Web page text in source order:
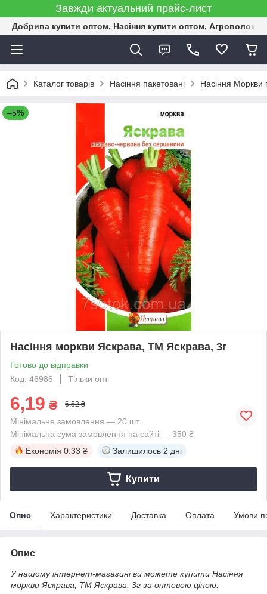
Завжди актуальний прайс-лист
Добрива купити оптом, Насіння купити оптом,
Каталог товарів Насіння пакетовані Насіння Моркви
–5%
Насіння моркви Яскрава, ТМ Яскрава, 3г
Готово до відправки
Код: 46986
Тільки опт
6,19 ₴ 6,52 ₴
Мінімальне замовлення — 20 шт.
Мінімальна сума замовлення на сайті — 350 ₴
Економія 0.33 ₴ Залишилось 2 дні
Купити
Опис Характеристики Доставка Оплата Умови
Опис
У нашому інтернет-магазині ви можете купити Насіння
моркви Яскрава, ТМ Яскрава, 3г за оптовою ціною.